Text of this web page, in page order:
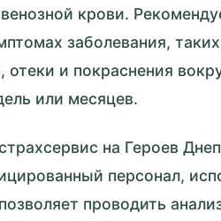
крови.
заболевания,
отеки и покраснения
или месяцев.
на Героев
персонал,
проводить